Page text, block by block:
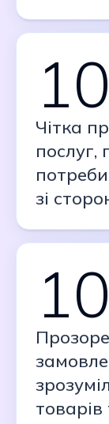
Чітка
послуг,
зі